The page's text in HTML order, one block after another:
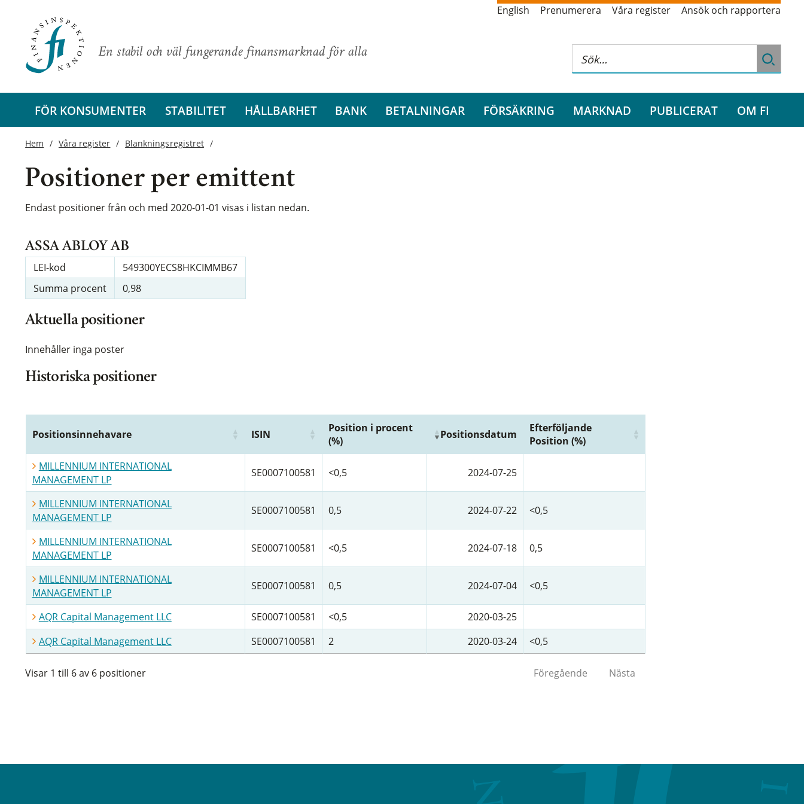
En stabil och väl fungerande finansmarknad för alla
English Prenumerera Våra register Ansök och rapportera
FÖR KONSUMENTER STABILITET HÅLLBARHET BANK BETALNINGAR FÖRSÄKRING MARKNAD PUBLICERAT OM FI
Hem Våra register Blankningsregistret
Positioner per emittent
Endast positioner från och med 2020-01-01 visas i listan nedan.
ASSA ABLOY AB
LEI-kod
549300YECS8HKCIMMB67
Summa procent
0,98
Aktuella positioner
Innehåller inga poster
Historiska positioner
Positionsinnehavare ISIN
Position i procent
(%)
Positionsdatum
Efterföljande
Position (%)
MILLENNIUM INTERNATIONAL
MANAGEMENT LP
SE0007100581 <0,5 2024-07-25
MILLENNIUM INTERNATIONAL
MANAGEMENT LP
SE0007100581 0,5 2024-07-22 <0,5
MILLENNIUM INTERNATIONAL
MANAGEMENT LP
SE0007100581 <0,5 2024-07-18 0,5
MILLENNIUM INTERNATIONAL
MANAGEMENT LP
SE0007100581 0,5 2024-07-04 <0,5
AQR Capital Management LLC SE0007100581 <0,5
2020-03-25
AQR Capital Management LLC
SE0007100581 2 2020-03-24 <0,5
Visar 1 till 6 av 6 positioner Föregående Nästa